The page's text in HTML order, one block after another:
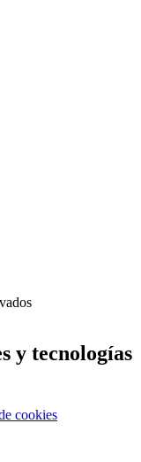
y tecnologías
cookies